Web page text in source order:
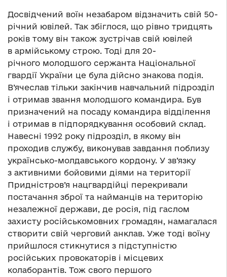
Досвідчений воїн незабаром відзначить свій 50-
річний ювілей. Так збіглося, що рівно тридцять
років тому він також зустрічав свій ювілей
в армійському строю. Тоді для 20-
річного молодшого сержанта Національної
гвардії України це була дійсно знакова подія.
В’ячеслав тільки закінчив навчальний підрозділ
і отримав звання молодшого командира. Був
призначений на посаду командира відділення
і отримав в підпорядкування особовий склад.
Навесні 1992 року підрозділ, в якому він
проходив службу, виконував завдання поблизу
українсько-молдавського кордону. У зв’язку
з активними бойовими діями на території
Придністров’я нацгвардійці перекривали
постачання зброї та найманців на територію
незалежної держави, де росія, під гаслом
захисту російськомовних громадян, намагалася
створити свій черговий анклав. Уже тоді воїну
прийшлося стикнутися з підступністю
російських провокаторів і місцевих
колаборантів. Тож свого першого